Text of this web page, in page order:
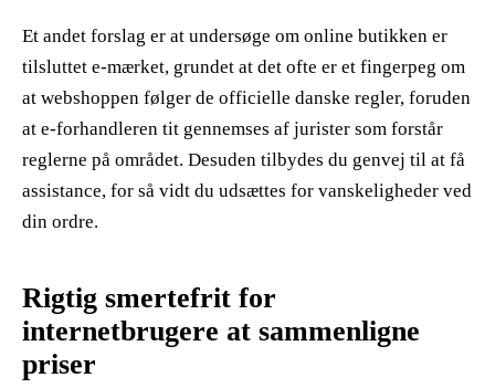
Et andet forslag er at undersøge om online butikken er
tilsluttet e-mærket, grundet at det ofte er et fingerpeg om
at webshoppen følger de officielle danske regler, foruden
at e-forhandleren tit gennemses af jurister som forstår
reglerne på området. Desuden tilbydes du genvej til at få
assistance, for så vidt du udsættes for vanskeligheder ved
din ordre.
Rigtig smertefrit for
internetbrugere at sammenligne
priser